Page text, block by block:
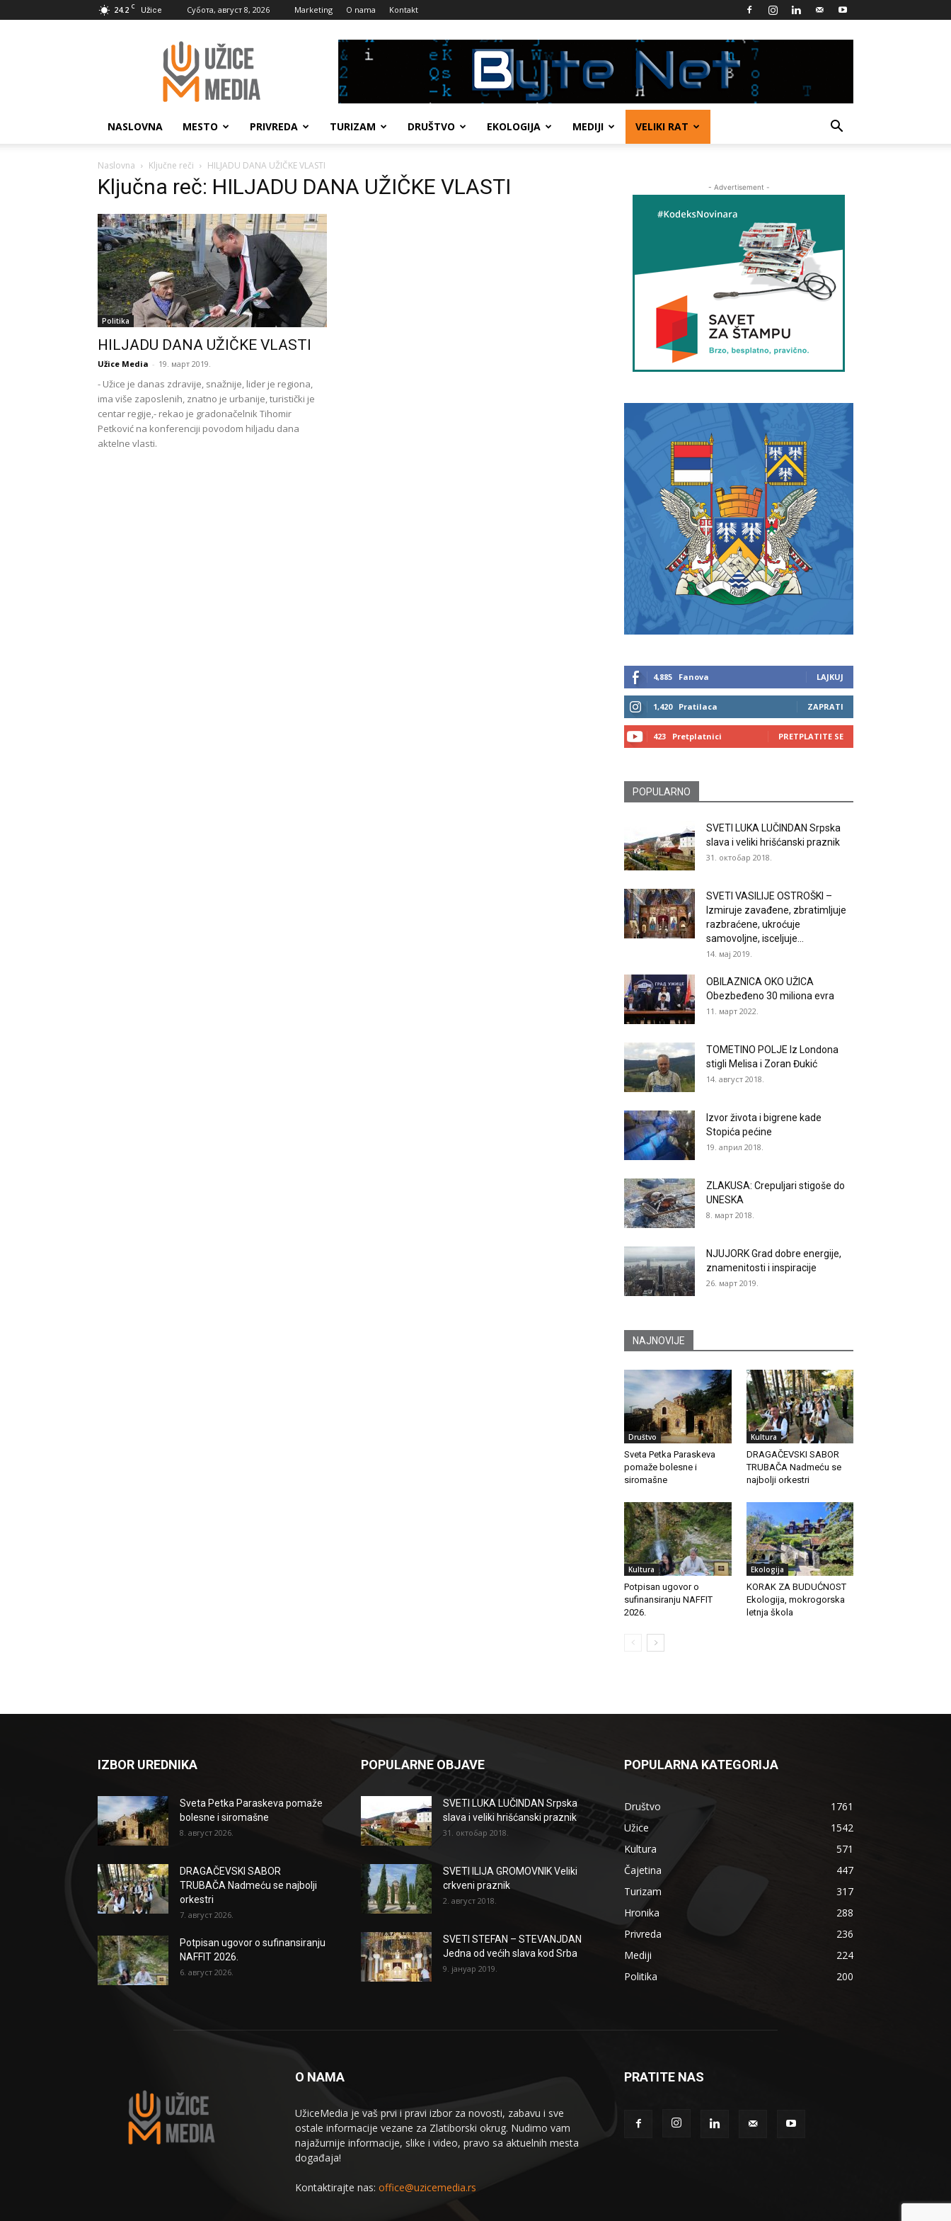
24.2 C Užice Субота, август 8, 2026 Marketing O nama Kontakt
UžiceMedia
NASLOVNA MESTO PRIVREDA TURIZAM DRUŠTVO EKOLOGIJA MEDIJI VELIKI RAT
Naslovna Ključne reči HILJADU DANA UŽIČKE VLASTI
Ključna reč: HILJADU DANA UŽIČKE VLASTI
Politika
HILJADU DANA UŽIČKE VLASTI
Užice Media - 19. март 2019.
- Užice je danas zdravije, snažnije, lider je regiona,
ima više zaposlenih, znatno je urbanije, turistički je
centar regije,- rekao je gradonačelnik Tihomir
Petković na konferenciji povodom hiljadu dana
aktelne vlasti.
- Advertisement -
4,885 Fanova LAJKUJ
1,420 Pratilaca ZAPRATI
423 Pretplatnici PRETPLATITE SE
POPULARNO
SVETI LUKA LUČINDAN Srpska
slava i veliki hrišćanski praznik
31. октобар 2018.
SVETI VASILIJE OSTROŠKI –
Izmiruje zavađene, zbratimljuje
razbraćene, ukroćuje
samovoljne, isceljuje...
14. мај 2019.
OBILAZNICA OKO UŽICA
Obezbeđeno 30 miliona evra
11. март 2022.
TOMETINO POLJE Iz Londona
stigli Melisa i Zoran Đukić
14. август 2018.
Izvor života i bigrene kade
Stopića pećine
19. април 2018.
ZLAKUSA: Crepuljari stigoše do
UNESKA
8. март 2018.
NJUJORK Grad dobre energije,
znamenitosti i inspiracije
26. март 2019.
NAJNOVIJE
Društvo
Sveta Petka Paraskeva
pomaže bolesne i
siromašne
Kultura
DRAGAČEVSKI SABOR
TRUBAČA Nadmeću se
najbolji orkestri
Kultura
Potpisan ugovor o
sufinansiranju NAFFIT
2026.
Ekologija
KORAK ZA BUDUĆNOST
Ekologija, mokrogorska
letnja škola
IZBOR UREDNIKA
Sveta Petka Paraskeva pomaže
bolesne i siromašne
8. август 2026.
DRAGAČEVSKI SABOR
TRUBAČA Nadmeću se najbolji
orkestri
7. август 2026.
Potpisan ugovor o sufinansiranju
NAFFIT 2026.
6. август 2026.
POPULARNE OBJAVE
SVETI LUKA LUČINDAN Srpska
slava i veliki hrišćanski praznik
31. октобар 2018.
SVETI ILIJA GROMOVNIK Veliki
crkveni praznik
2. август 2018.
SVETI STEFAN – STEVANJDAN
Jedna od većih slava kod Srba
9. јануар 2019.
POPULARNA KATEGORIJA
Društvo
1761
Užice
1542
Kultura
571
Čajetina
447
Turizam
317
Hronika
288
Privreda
236
Mediji
224
Politika
200
O NAMA
UžiceMedia je vaš prvi i pravi izbor za novosti, zabavu i sve
ostale informacije vezane za Zlatiborski okrug. Nudimo vam
najažurnije informacije, slike i video, pravo sa aktuelnih mesta
događaja!
Kontaktirajte nas: office@uzicemedia.rs
PRATITE NAS